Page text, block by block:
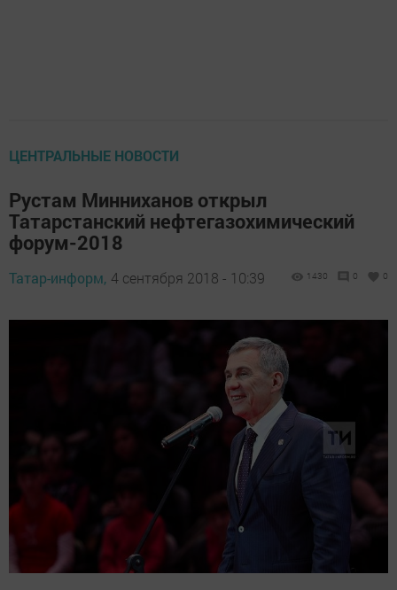
ЦЕНТРАЛЬНЫЕ НОВОСТИ
Рустам Минниханов открыл
Татарстанский нефтегазохимический
форум-2018
Татар-информ, 4 сентября 2018 - 10:39 1430 0 0